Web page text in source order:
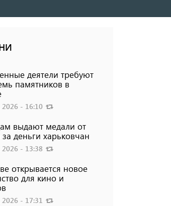
деятели требуют
памятников в
2026 - 16:10
выдают медали от
за деньги харьковчан
2026 - 13:38
открывается новое
для кино и
2026 - 17:31